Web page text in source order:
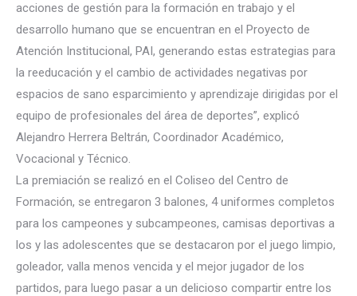
acciones de gestión para la formación en trabajo y el
desarrollo humano que se encuentran en el Proyecto de
Atención Institucional, PAI, generando estas estrategias para
la reeducación y el cambio de actividades negativas por
espacios de sano esparcimiento y aprendizaje dirigidas por el
equipo de profesionales del área de deportes”, explicó
Alejandro Herrera Beltrán, Coordinador Académico,
Vocacional y Técnico.
La premiación se realizó en el Coliseo del Centro de
Formación, se entregaron 3 balones, 4 uniformes completos
para los campeones y subcampeones, camisas deportivas a
los y las adolescentes que se destacaron por el juego limpio,
goleador, valla menos vencida y el mejor jugador de los
partidos, para luego pasar a un delicioso compartir entre los